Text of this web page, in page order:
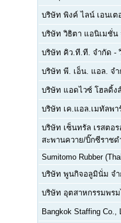
บริษัท พิงค์ ไลน์ เอนเต
บริษัท วิธิตา แอนิเมชั่น
บริษัท คิว.ที.ที. จำกัด -
บริษัท พี. เอ็น. แอล. จำ
บริษัท แอดไวซ์ โฮลดิ้ง
บริษัท เค.แอล.เมทัลพา
บริษัท เซ็นทรัล เรสตอ
สะพานควาย/บิ๊กซีราชด
Sumitomo Rubber
บริษัท พูนกิจอลูมินั่ม จำ
บริษัท อุตสาหกรรมพร
Bangkok Staffing Co.,